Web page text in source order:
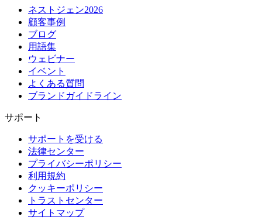
ネストジェン2026
顧客事例
ブログ
用語集
ウェビナー
イベント
よくある質問
ブランドガイドライン
サポート
サポートを受ける
法律センター
プライバシーポリシー
利用規約
クッキーポリシー
トラストセンター
サイトマップ